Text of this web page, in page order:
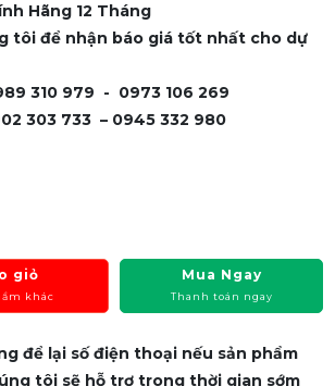
Hãng 12 Tháng
tôi để nhận báo giá tốt nhất cho dự
310 979 - 0973 106 269
303 733 – 0945 332 980
giỏ
khác
Mua Ngay
Thanh toán ngay
để lại số điện thoại nếu sản phẩm
tôi sẽ hỗ trợ trong thời gian sớm